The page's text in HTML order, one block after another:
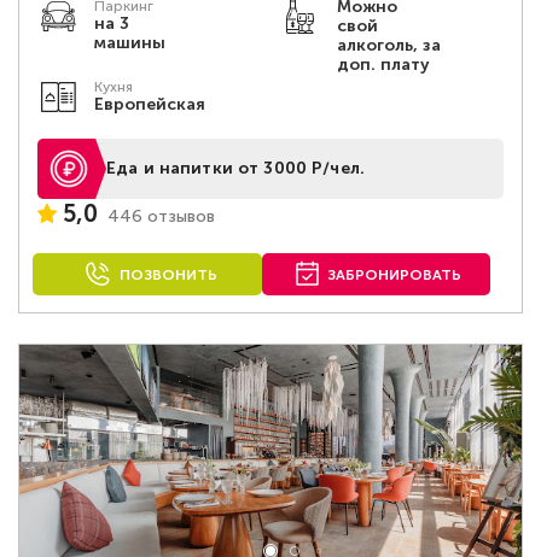
Паркинг
на 3
машины
Можно
свой
алкоголь, за
доп. плату
Кухня
Европейская
Еда и напитки от 3000 Р/чел.
5,0 446 отзывов
ПОЗВОНИТЬ ЗАБРОНИРОВАТЬ